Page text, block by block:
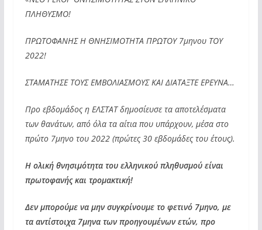
ΠΛΗΘΥΣΜΟ!
ΠΡΩΤΟΦΑΝΗΣ Η ΘΝΗΣΙΜΟΤΗΤΑ ΠΡΩΤΟΥ 7μηνου ΤΟΥ
2022!
ΣΤΑΜΑΤΗΣΕ ΤΟΥΣ ΕΜΒΟΛΙΑΣΜΟΥΣ ΚΑΙ ΔΙΑΤΑΞΤΕ ΕΡΕΥΝΑ…
Προ εβδομάδος η ΕΛΣΤΑΤ δημοσίευσε τα αποτελέσματα
των θανάτων, από όλα τα αίτια που υπάρχουν, μέσα στο
πρώτο 7μηνο του 2022 (πρώτες 30 εβδομάδες του έτους).
Η ολική θνησιμότητα του ελληνικού πληθυσμού είναι
πρωτοφανής και τρομακτική!
Δεν μπορούμε να μην συγκρίνουμε το φετινό 7μηνο, με
τα αντίστοιχα 7μηνα των προηγουμένων ετών, προ